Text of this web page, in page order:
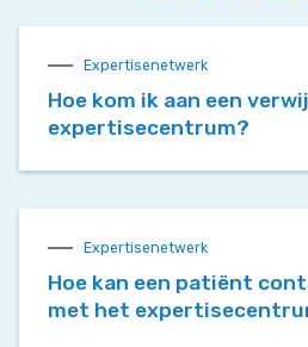
Expertisenetwerk
Hoe kom ik aan een
expertisecentrum?
Expertisenetwerk
Hoe kan een patiënt
met het